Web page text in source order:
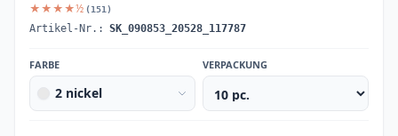
★★★★½ (151)
Artikel-Nr.: SK_090853_20528_117787
FARBE
2 nickel
VERPACKUNG